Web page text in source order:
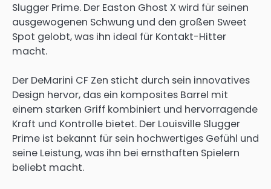
Slugger Prime. Der Easton Ghost X wird für seinen
ausgewogenen Schwung und den großen Sweet
Spot gelobt, was ihn ideal für Kontakt-Hitter
macht.
Der DeMarini CF Zen sticht durch sein innovatives
Design hervor, das ein komposites Barrel mit
einem starken Griff kombiniert und hervorragende
Kraft und Kontrolle bietet. Der Louisville Slugger
Prime ist bekannt für sein hochwertiges Gefühl und
seine Leistung, was ihn bei ernsthaften Spielern
beliebt macht.